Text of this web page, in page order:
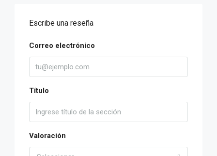
Escribe una reseña
Correo electrónico
Título
Valoración